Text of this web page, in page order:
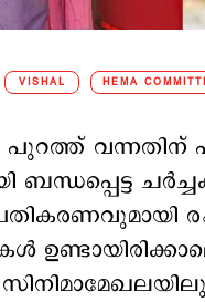
VISHAL HEMA
പുറത്ത്
ബന്ധപ്പെട്ട